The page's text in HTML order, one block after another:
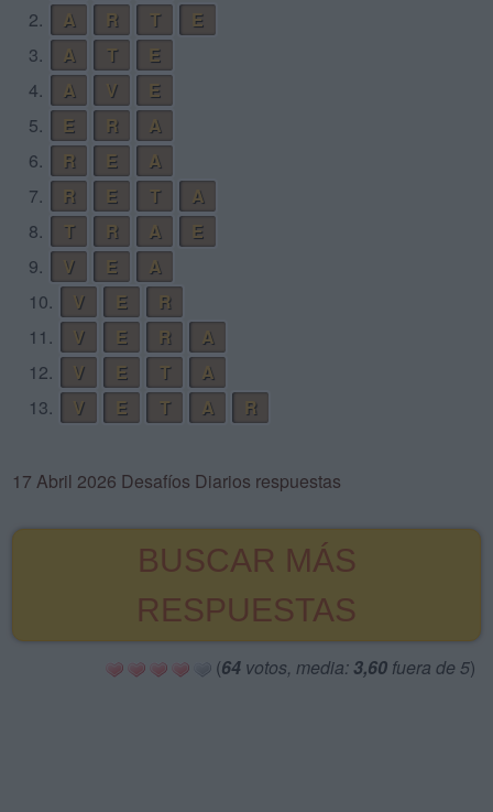
2.
A R T
E
3.
A T
E
4.
A V
E
5.
E R
A
6.
R E
A
7.
R E T
A
8.
T R A
E
9.
V E
A
10.
V E
R
11.
V E R
A
12.
V E T
A
13.
V E T A R
17 Abril 2026 Desafíos Diarios respuestas
BUSCAR MÁS
RESPUESTAS
(64 votos, media: 3,60 fuera de 5)